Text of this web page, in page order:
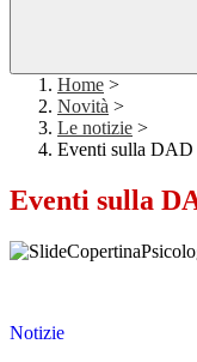
Home >
Novità >
Le notizie >
Eventi sulla DAD
Eventi sulla
Notizie